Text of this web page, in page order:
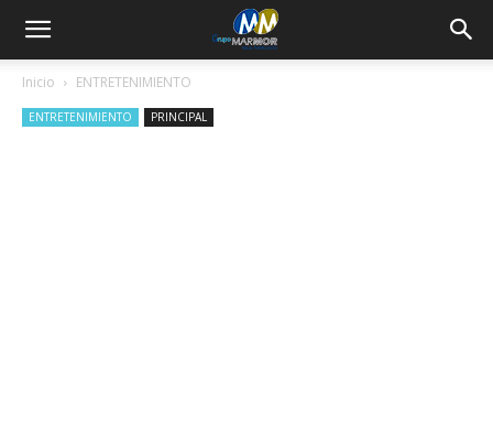
Inicio ENTRETENIMIENTO
ENTRETENIMIENTO PRINCIPAL